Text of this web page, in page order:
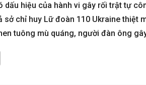
dấu hiệu của hành vi gây rối trật tự
sở chỉ huy Lữ đoàn 110 Ukraine thiệt
tuông mù quáng, người đàn ông